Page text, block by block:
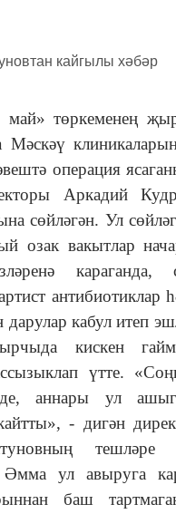
май» төркеменең
Мәскәү
операция
Аркадий
сөйләгән. Ул
озак вакытлар
караганда,
антибиотиклар
дарулар кабул итеп
кискен
үтте.
аннары ул
- дигән
тешләре
Әмма ул авыруга
баш